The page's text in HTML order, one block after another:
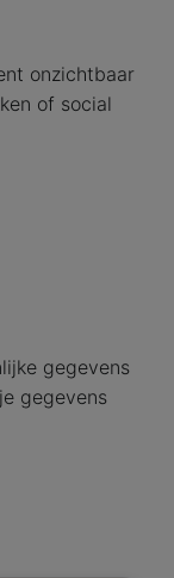
onzichtbaar
of social
gegevens
gegevens